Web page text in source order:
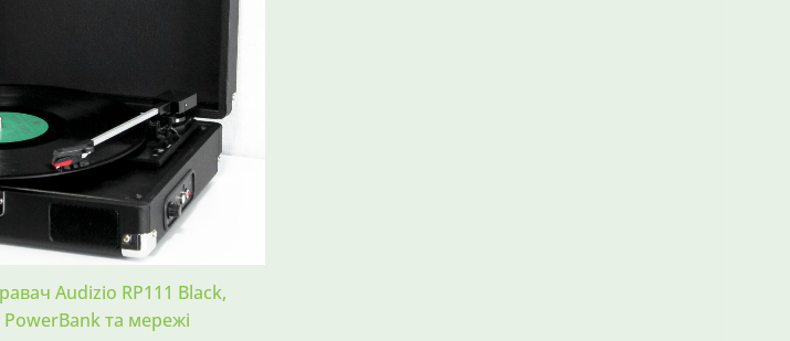
Audizio RP111 Black,
та мережі